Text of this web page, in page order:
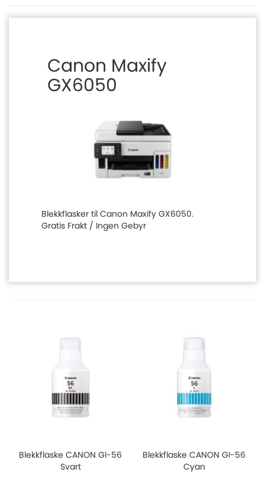
Canon Maxify
GX6050
Blekkflasker til Canon Maxify GX6050.
Gratis Frakt / Ingen Gebyr
Blekkflaske CANON GI-56
Svart
Blekkflaske CANON GI-56
Cyan